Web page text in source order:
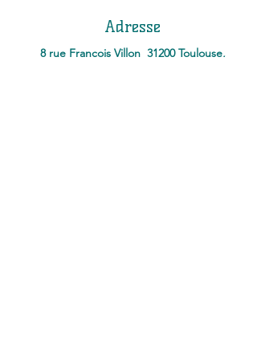
Adresse
8 rue François Villon 31200 Toulouse,